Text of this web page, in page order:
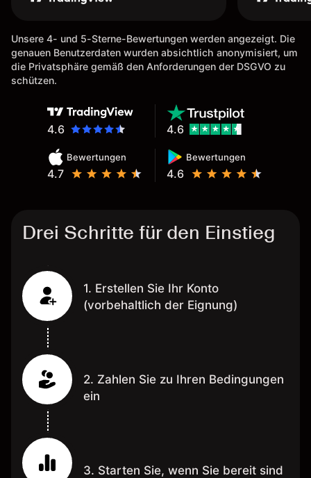
Unsere 4- und 5-Sterne-Bewertungen werden angezeigt. Die
genauen Benutzerdaten wurden absichtlich anonymisiert, um
die Privatsphäre gemäß den Anforderungen der DSGVO zu
schützen.
4.6
Bewertungen
4.7
Bewertungen
4.6
4.6
Drei Schritte für den Einstieg
1. Erstellen Sie Ihr Konto
(vorbehaltlich der Eignung)
2. Zahlen Sie zu Ihren Bedingungen
ein
3. Starten Sie, wenn Sie bereit sind